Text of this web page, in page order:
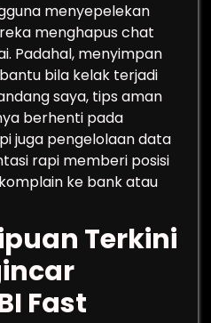
menyepelekan
menghapus chat
Padahal, menyimpan
bila kelak terjadi
saya, tips aman
berhenti pada
juga pengelolaan data
rapi memberi posisi
ke bank atau
Terkini
Fast